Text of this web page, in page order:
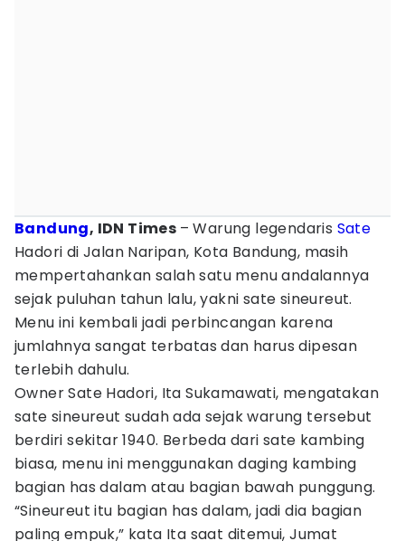
Bandung, IDN Times – Warung legendaris Sate
Hadori di Jalan Naripan, Kota Bandung, masih
mempertahankan salah satu menu andalannya
sejak puluhan tahun lalu, yakni sate sineureut.
Menu ini kembali jadi perbincangan karena
jumlahnya sangat terbatas dan harus dipesan
terlebih dahulu.
Owner Sate Hadori, Ita Sukamawati, mengatakan
sate sineureut sudah ada sejak warung tersebut
berdiri sekitar 1940. Berbeda dari sate kambing
biasa, menu ini menggunakan daging kambing
bagian has dalam atau bagian bawah punggung.
“Sineureut itu bagian has dalam, jadi dia bagian
paling empuk,” kata Ita saat ditemui, Jumat